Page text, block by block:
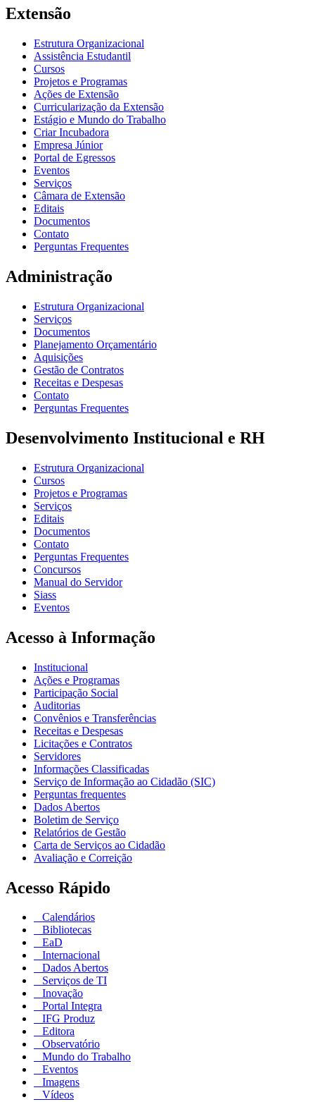
Extensão
Estrutura Organizacional
Assistência Estudantil
Cursos
Projetos e Programas
Ações de Extensão
Curricularização da Extensão
Estágio e Mundo do Trabalho
Criar Incubadora
Empresa Júnior
Portal de Egressos
Eventos
Serviços
Câmara de Extensão
Editais
Documentos
Contato
Perguntas Frequentes
Administração
Estrutura Organizacional
Serviços
Documentos
Planejamento Orçamentário
Aquisições
Gestão de Contratos
Receitas e Despesas
Contato
Perguntas Frequentes
Desenvolvimento Institucional e RH
Estrutura Organizacional
Cursos
Projetos e Programas
Serviços
Editais
Documentos
Contato
Perguntas Frequentes
Concursos
Manual do Servidor
Siass
Eventos
Acesso à Informação
Institucional
Ações e Programas
Participação Social
Auditorias
Convênios e Transferências
Receitas e Despesas
Licitações e Contratos
Servidores
Informações Classificadas
Serviço de Informação ao Cidadão (SIC)
Perguntas frequentes
Dados Abertos
Boletim de Serviço
Relatórios de Gestão
Carta de Serviços ao Cidadão
Avaliação e Correição
Acesso Rápido
Calendários
Bibliotecas
EaD
Internacional
Dados Abertos
Serviços de TI
Inovação
Portal Integra
IFG Produz
Editora
Observatório
Mundo do Trabalho
Eventos
Imagens
Vídeos